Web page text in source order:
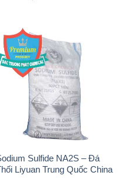
Sodium Sulfide NA2S – Đá
Thối Liyuan Trung Quốc China